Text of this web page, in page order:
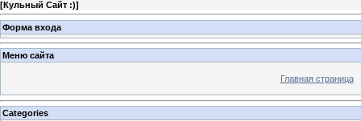
[Кульный Сайт :)]
Форма входа
Меню сайта
Главная страница
Categories